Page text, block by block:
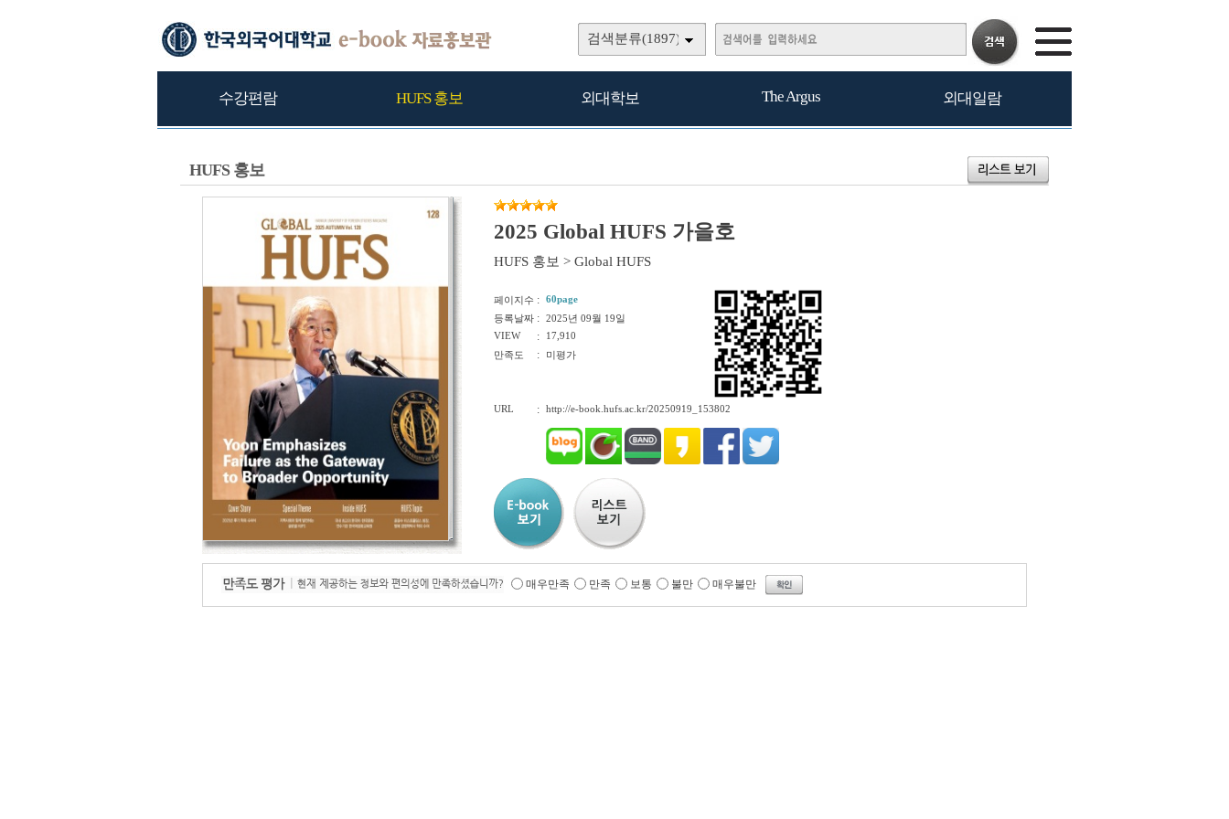
검색분류(1897)
수강편람 HUFS 홍보 외대학보 The Argus 외대일람
HUFS 홍보
2025 Global HUFS 가을호
HUFS 홍보 > Global HUFS
페이지수 :
60page
등록날짜 :
2025년 09월 19일
VIEW
:
17,910
만족도
: 미평가
URL : http://e-book.hufs.ac.kr/20250919_153802
매우만족 만족 보통 불만 매우불만